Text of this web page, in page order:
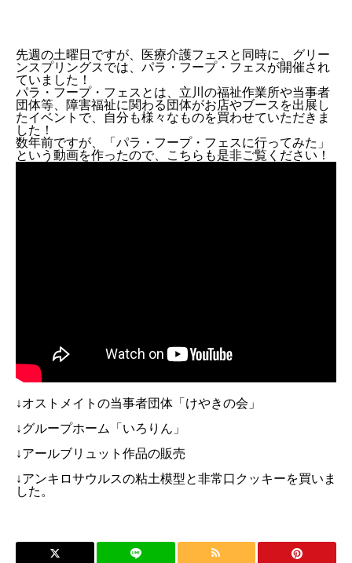
先週の土曜日ですが、医療介護フェスと同時に、グリー
ンスプリングスでは、パラ・フープ・フェスが開催され
ていました！
パラ・フープ・フェスとは、立川の福祉作業所や当事者
団体等、障害福祉に関わる団体がお店やブースを出展し
たイベントで、自分も様々なものを買わせていただきま
した！
数年前ですが、「パラ・フープ・フェスに行ってみた」
という動画を作ったので、こちらも是非ご覧ください！
↓オストメイトの当事者団体「けやきの会」
↓グループホーム「いろりん」
↓アールブリュット作品の販売
↓アンキロサウルスの粘土模型と非常口クッキーを買いま
した。